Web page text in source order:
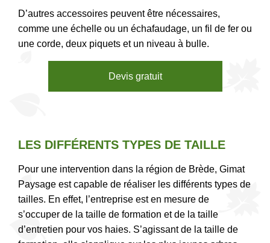
D’autres accessoires peuvent être nécessaires,
comme une échelle ou un échafaudage, un fil de fer ou
une corde, deux piquets et un niveau à bulle.
Devis gratuit
LES DIFFÉRENTS TYPES DE TAILLE
Pour une intervention dans la région de Brède, Gimat
Paysage est capable de réaliser les différents types de
tailles. En effet, l’entreprise est en mesure de
s’occuper de la taille de formation et de la taille
d’entretien pour vos haies. S’agissant de la taille de